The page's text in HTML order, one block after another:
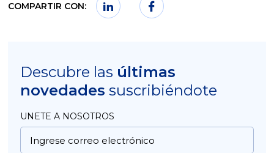
COMPARTIR CON:
Descubre las últimas
novedades suscribiéndote
UNETE A NOSOTROS